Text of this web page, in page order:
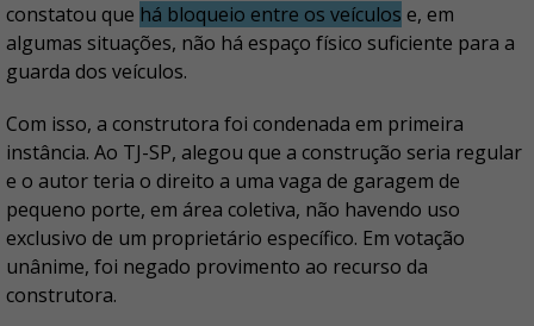
constatou que há bloqueio entre os veículos e, em
algumas situações, não há espaço físico suficiente para a
guarda dos veículos.
Com isso, a construtora foi condenada em primeira
instância. Ao TJ-SP, alegou que a construção seria regular
e o autor teria o direito a uma vaga de garagem de
pequeno porte, em área coletiva, não havendo uso
exclusivo de um proprietário específico. Em votação
unânime, foi negado provimento ao recurso da
construtora.